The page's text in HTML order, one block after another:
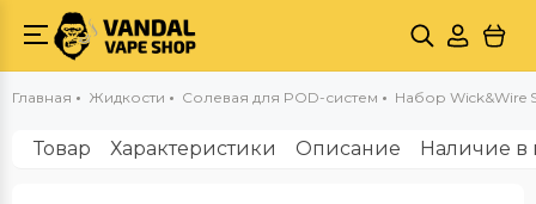
Главная Жидкости Солевая для POD-систем Набор Wick&Wire
Товар Характеристики Описание Наличие в